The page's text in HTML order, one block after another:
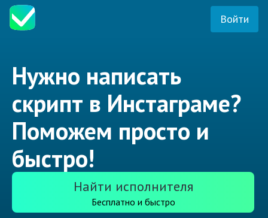
Войти
Нужно написать
скрипт в Инстаграме?
Поможем просто и
быстро!
Найти исполнителя
Бесплатно и быстро